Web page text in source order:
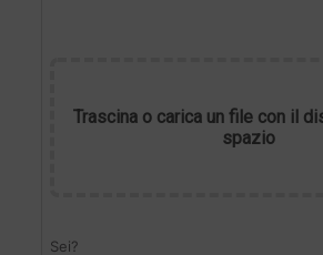
Trascina o carica un file con il
spazio
Sei?